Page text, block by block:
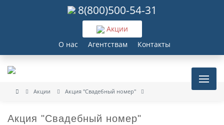
8(800)500-54-31
Акции
О нас
Агентствам Контакты
Акции Акция "Свадебный номер"
Акция "Свадебный номер"